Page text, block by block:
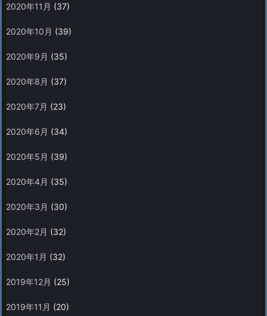
2020年11月 (37)
2020年10月 (39)
2020年9月 (35)
2020年8月 (37)
2020年7月 (23)
2020年6月 (34)
2020年5月 (39)
2020年4月 (35)
2020年3月 (30)
2020年2月 (32)
2020年1月 (32)
2019年12月 (25)
2019年11月 (20)